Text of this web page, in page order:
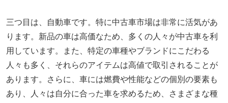
三つ目は、自動車です。特に中古車市場は非常に活気があ
ります。新品の車は高価なため、多くの人々が中古車を利
用しています。また、特定の車種やブランドにこだわる
人々も多く、それらのアイテムは高値で取引されることが
あります。さらに、車には燃費や性能などの個別の要素も
あり、人々は自分に合った車を求めるため、さまざまな種